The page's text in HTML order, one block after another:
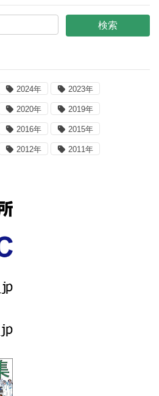
2024年 2023年
2020年 2019年
2016年 2015年
2012年 2011年